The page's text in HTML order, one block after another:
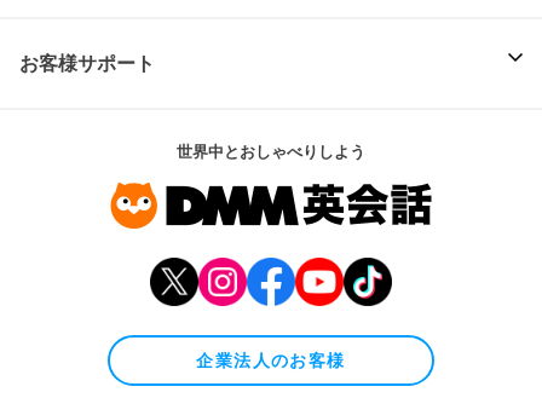
お客様サポート
世界中とおしゃべりしよう
企業法人のお客様